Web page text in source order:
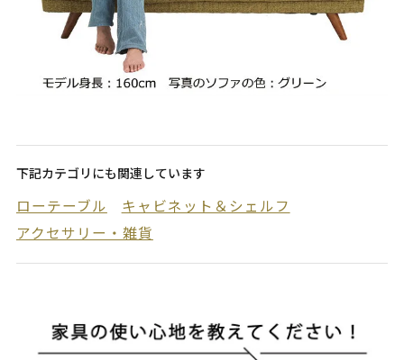
下記カテゴリにも関連しています
ローテーブル
キャビネット＆シェルフ
アクセサリー・雑貨